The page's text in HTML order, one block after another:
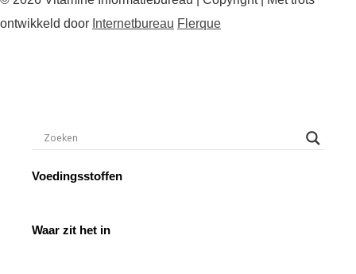
ontwikkeld door Internetbureau Flerque
Voedingsstoffen
Waar zit het in